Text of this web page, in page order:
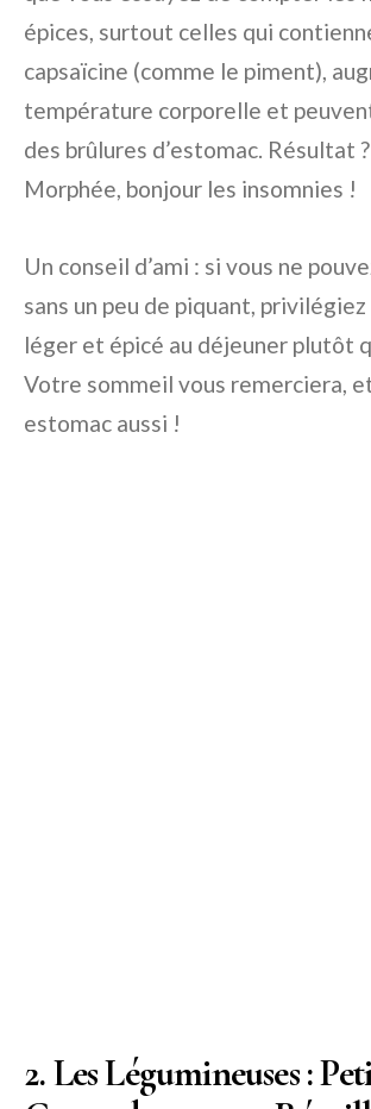
épices, surtout celles qui
capsaïcine (comme le piment),
température corporelle et
des brûlures d’estomac. Résultat
Morphée, bonjour les insomnies !
Un conseil d’ami : si vous ne
sans un peu de piquant,
léger et épicé au déjeuner plutôt
Votre sommeil vous remerciera,
estomac aussi !
2. Les Légumineuses :